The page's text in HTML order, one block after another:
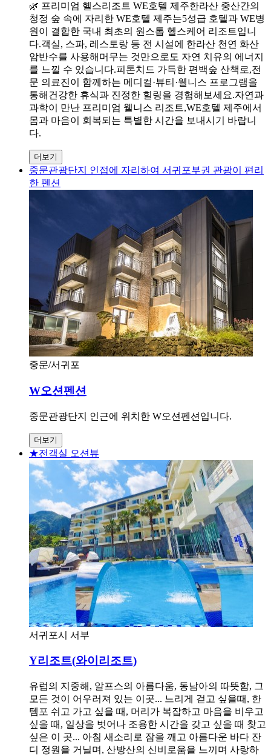
🌿 프리미엄 헬스리조트 WE호텔 제주한라산 중산간의
청정 숲 속에 자리한 WE호텔 제주는5성급 호텔과 WE병
원이 결합한 국내 최초의 원스톱 헬스케어 리조트입니
다.객실, 스파, 레스토랑 등 전 시설에 한라산 천연 화산
암반수를 사용해머무는 것만으로도 자연 치유의 에너지
를 느낄 수 있습니다.피톤치드 가득한 편백숲 산책로,전
문 의료진이 함께하는 메디컬·뷰티·웰니스 프로그램을
통해건강한 휴식과 진정한 힐링을 경험해보세요.자연과
과학이 만난 프리미엄 웰니스 리조트,WE호텔 제주에서
몸과 마음이 회복되는 특별한 시간을 보내시기 바랍니
다.
더보기
중문관광단지 인접에 자리하여 서귀포부권 관광이 편리
한 펜션
중문/서귀포
W오션펜션
중문관광단지 인근에 위치한 W오션펜션입니다.
더보기
★전객실 오션뷰
서귀포시 서부
Y리조트(와이리조트)
유럽의 지중해, 알프스의 아름다움, 동남아의 따뜻함, 그
모든 것이 어우러져 있는 이곳... 느리게 걷고 싶을때, 한
템포 쉬고 가고 싶을 때, 머리가 복잡하고 마음을 비우고
싶을 때, 일상을 벗어나 조용한 시간을 갖고 싶을 때 찾고
싶은 이 곳... 아침 새소리로 잠을 깨고 아름다운 바다 잔
디 정원을 거닐며, 산방산의 신비로움을 느끼며 사랑하